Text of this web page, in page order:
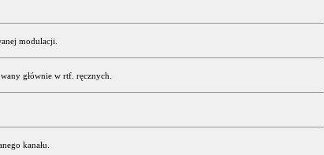
modulacji.
głównie w rtf. ręcznych.
kanału.